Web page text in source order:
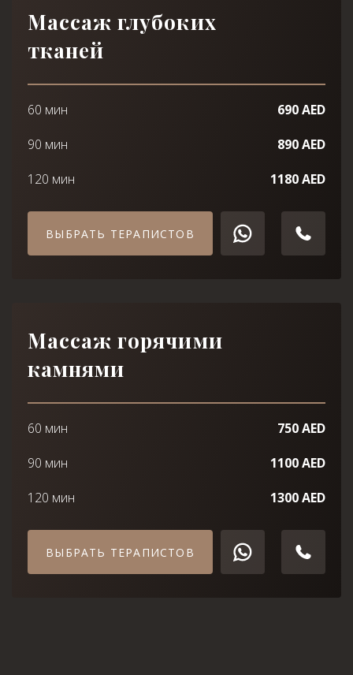
Массаж глубоких
тканей
60 мин
690 AED
90 мин
890 AED
120 мин
1180 AED
ВЫБРАТЬ ТЕРАПИСТОВ
Массаж горячими
камнями
60 мин
750 AED
90 мин
1100 AED
120 мин
1300 AED
ВЫБРАТЬ ТЕРАПИСТОВ